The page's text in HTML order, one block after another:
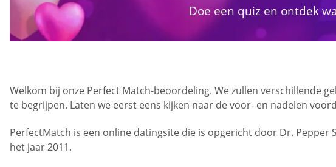
Doe een quiz en ontdek
Welkom bij onze Perfect Match-beoordeling. We zullen verschillende
te begrijpen. Laten we eerst eens kijken naar de voor- en nadelen
PerfectMatch is een online datingsite die is opgericht door Dr.
het jaar 2011.